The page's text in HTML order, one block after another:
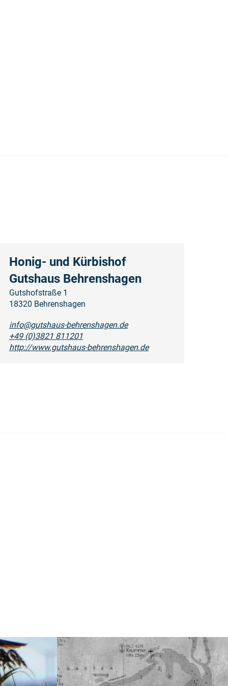
Honig- und Kürbishof
Gutshaus Behrenshagen
Gutshofstraße 1
18320 Behrenshagen
info@gutshaus-behrenshagen.de
+49 (0)3821 811201
http://www.gutshaus-behrenshagen.de
Weiterlesen: "Bodden im Blick"